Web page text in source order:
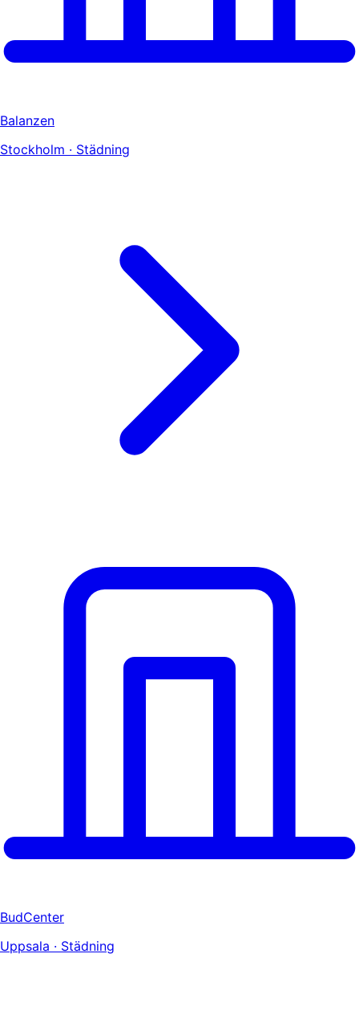
Balanzen
Stockholm · Städning
BudCenter
Uppsala · Städning